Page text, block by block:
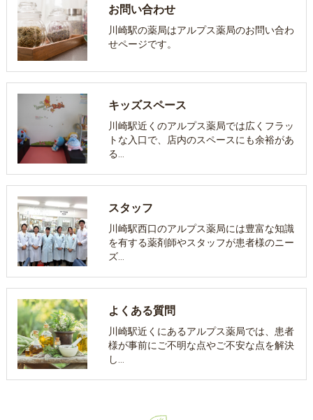
お問い合わせ
川崎駅の薬局はアルプス薬局のお問い合わ
せページです。
キッズスペース
川崎駅近くのアルプス薬局では広くフラッ
トな入口で、店内のスペースにも余裕があ
る…
スタッフ
川崎駅西口のアルプス薬局には豊富な知識
を有する薬剤師やスタッフが患者様のニー
ズ…
よくある質問
川崎駅近くにあるアルプス薬局では、患者
様が事前にご不明な点やご不安な点を解決
し…